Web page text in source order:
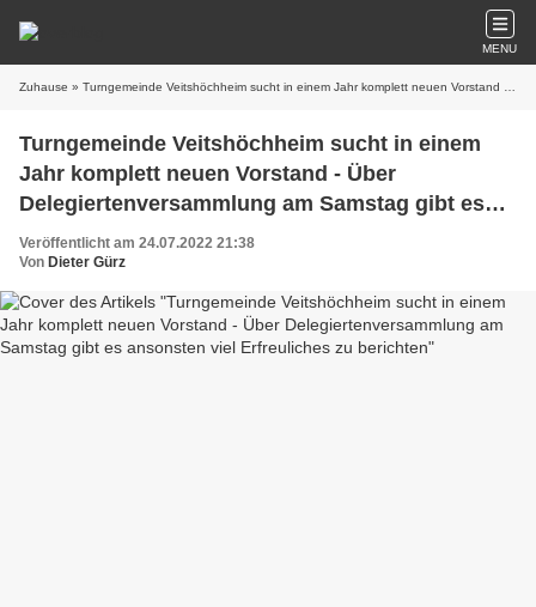
MENU
Zuhause » Turngemeinde Veitshöchheim sucht in einem Jahr komplett neuen Vorstand - Über Delegiertenversammlung am Samstag gibt es ansonsten viel Erfreuliches zu berichten
Turngemeinde Veitshöchheim sucht in einem
Jahr komplett neuen Vorstand - Über
Delegiertenversammlung am Samstag gibt es
ansonsten viel Erfreuliches zu berichten
Veröffentlicht am 24.07.2022 21:38
Von Dieter Gürz